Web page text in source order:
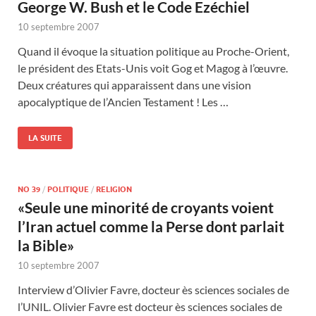
George W. Bush et le Code Ezéchiel
10 septembre 2007
Quand il évoque la situation politique au Proche-Orient,
le président des Etats-Unis voit Gog et Magog à l’œuvre.
Deux créatures qui apparaissent dans une vision
apocalyptique de l’Ancien Testament ! Les …
LA SUITE
NO 39 / POLITIQUE / RELIGION
«Seule une minorité de croyants voient
l’Iran actuel comme la Perse dont parlait
la Bible»
10 septembre 2007
Interview d’Olivier Favre, docteur ès sciences sociales de
l’UNIL. Olivier Favre est docteur ès sciences sociales de